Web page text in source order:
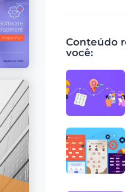
Conteúdo
você: